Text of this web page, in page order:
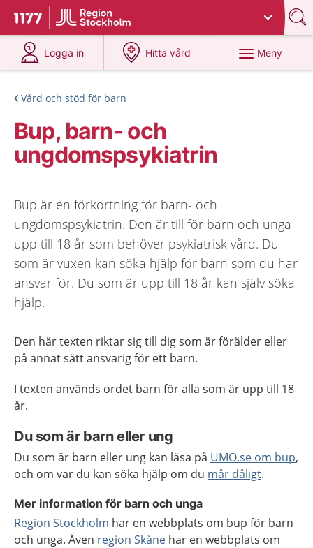
Till startsidan för 1177
Du har valt region
Logga in
på 1177.se
Hitta vård
på 1177.se
Meny
Vård och stöd för barn
Bup, barn- och
ungdomspsykiatrin
Bup är en förkortning för barn- och
ungdomspsykiatrin. Den är till för barn och unga
upp till 18 år som behöver psykiatrisk vård. Du
som är vuxen kan söka hjälp för barn som du har
ansvar för. Du som är upp till 18 år kan själv söka
hjälp.
Den här texten riktar sig till dig som är förälder eller
på annat sätt ansvarig för ett barn.
I texten används ordet barn för alla som är upp till 18
år.
Du som är barn eller ung
Du som är barn eller ung kan läsa på UMO.se om bup,
och om var du kan söka hjälp om du mår dåligt.
Mer information för barn och unga
Region Stockholm har en webbplats om bup för barn
och unga. Även region Skåne har en webbplats om